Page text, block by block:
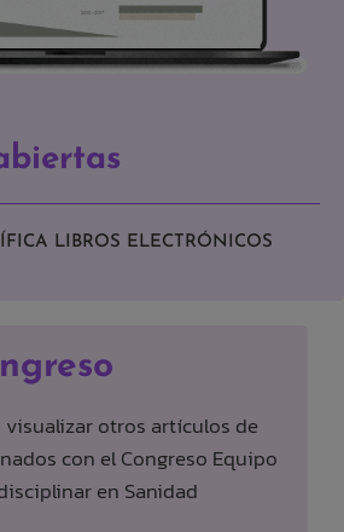
LIBROS ELECTRÓNICOS
otros artículos de
con el Congreso Equipo
en Sanidad